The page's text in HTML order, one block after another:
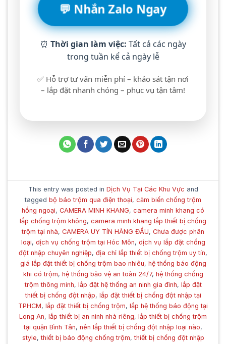
💬 Nhắn Zalo Ngay
⏰ Thời gian làm việc: Tất cả các ngày
trong tuần kể cả ngày lễ
✅ Hỗ trợ tư vấn miễn phí – khảo sát tận nơi
– lắp đặt nhanh chóng – phục vụ tận tâm!
This entry was posted in Dịch Vụ Tại Các Khu Vực and
tagged bộ báo trộm qua điện thoại, cảm biến chống trộm
hồng ngoại, CAMERA MINH KHANG, camera minh khang có
lắp chống trộm không, camera minh khang lắp thiết bị chống
trộm tại nhà, CAMERA UY TÍN HÀNG ĐẦU, Chưa được phân
loại, dịch vụ chống trộm tại Hóc Môn, dịch vụ lắp đặt chống
đột nhập chuyên nghiệp, địa chỉ lắp thiết bị chống trộm uy tín,
giá lắp đặt thiết bị chống trộm bao nhiêu, hệ thống báo động
khi có trộm, hệ thống bảo vệ an toàn 24/7, hệ thống chống
trộm thông minh, lắp đặt hệ thống an ninh gia đình, lắp đặt
thiết bị chống đột nhập, lắp đặt thiết bị chống đột nhập tại
TPHCM, lắp đặt thiết bị chống trộm, lắp hệ thống báo động tại
Long An, lắp thiết bị an ninh nhà riêng, lắp thiết bị chống trộm
tại quận Bình Tân, nên lắp thiết bị chống đột nhập loại nào,
style,thiết bị báo động chống trộm,thiết bị chống đột nhập